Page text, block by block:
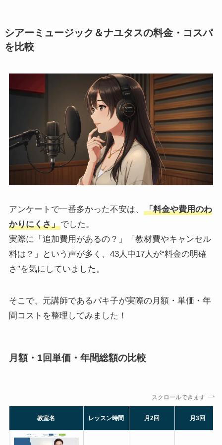
シアーミュージック＆ナユタスの料金・コスパ
を比較
アンケートで一番多かった不安は、
「料金や費用のわ
かりにくさ」でした。
実際に「追加費用があるの？」「教材費やキャンセル
料は？」という声が多く、43人中17人が“料金の明確
さ”を気にしていました。
そこで、元講師であるパキ子が実際の月額・単価・年
間コストを整理してみました！
月額・1回単価・年間総額の比較
スクロールできます
教室名 レッスン時間 月2回 月3回